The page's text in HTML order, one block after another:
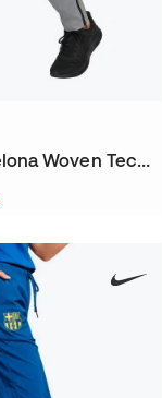
Duge hlače FC Barcelona Woven Tech Fanswear 2025-2026